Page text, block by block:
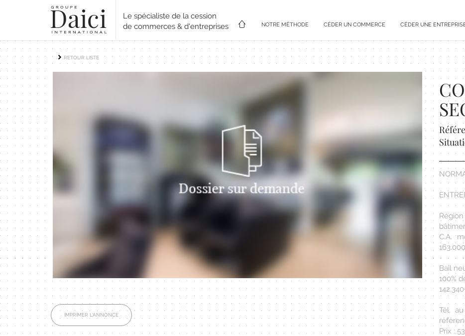
Le spécialiste de la cession
de commerces & d'entreprises
NOTRE MÉTHODE CÉDER UN COMMERCE CÉDER UNE
RETOUR LISTE
IMPRIMER L'ANNONCE
C.A.
Bail
100%
Tél.
Prix :